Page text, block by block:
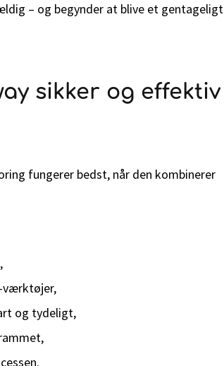
– og begynder at blive et gentageligt
sikker og effektiv
fungerer bedst, når den kombinerer
værktøjer,
og tydeligt,